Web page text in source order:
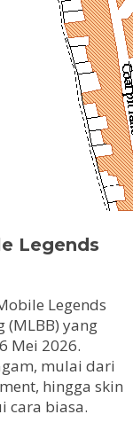
Legends
Legends
(MLBB) yang
Mei 2026.
mulai dari
hingga skin
cara biasa.